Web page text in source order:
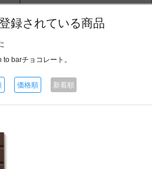
録されている商品
barチョコレート。
価格順 新着順